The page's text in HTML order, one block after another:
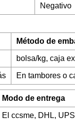
Negativo
Método de
bolsa/kg, caja
En tambores o
Modo de entrega
El ccsme, DHL,